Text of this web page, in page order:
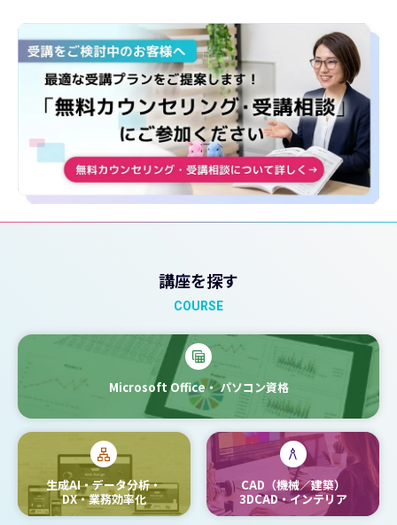
講座を探す
COURSE
Microsoft Office・パソコン資格
生成AI・データ分析・
DX・業務効率化
CAD（機械／建築）
3DCAD・インテリア